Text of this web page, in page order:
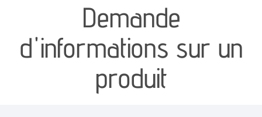
canapés et fauteuils
séjours
meubles de complément
Demande
d'informations sur un
produit